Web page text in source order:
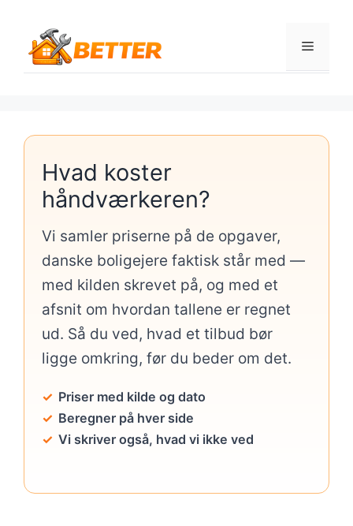
indhold
Menu
Hvad koster
håndværkeren?
Vi samler priserne på de opgaver,
danske boligejere faktisk står med —
med kilden skrevet på, og med et
afsnit om hvordan tallene er regnet
ud. Så du ved, hvad et tilbud bør
ligge omkring, før du beder om det.
Priser med kilde og dato
Beregner på hver side
Vi skriver også, hvad vi ikke ved